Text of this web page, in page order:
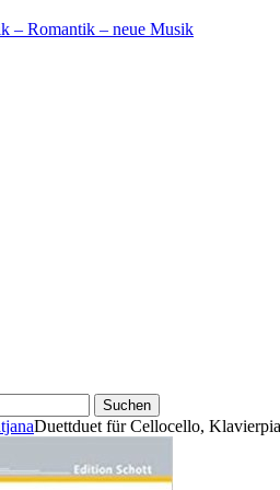
– Romantik – neue Musik
Duettduet fürCellocello, Klavier